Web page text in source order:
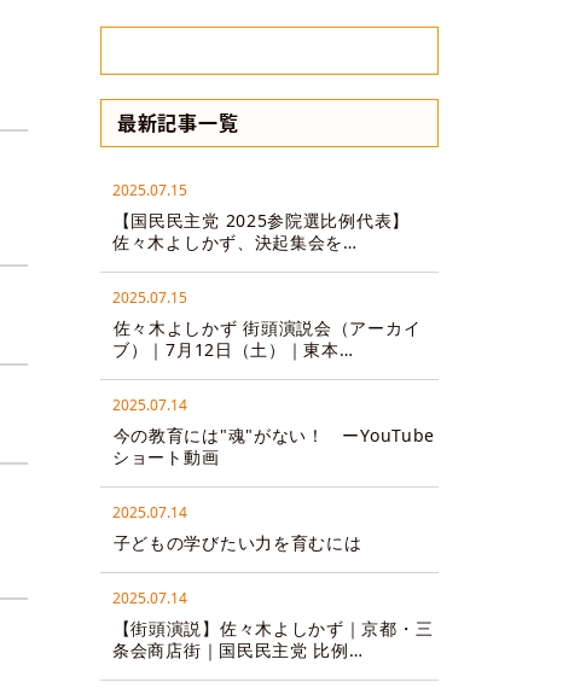
最新記事一覧
2025.07.15
【国民民主党 2025参院選比例代表】
佐々木よしかず、決起集会を…
2025.07.15
佐々木よしかず 街頭演説会（アーカイ
ブ）｜7月12日（土）｜東本…
2025.07.14
今の教育には"魂"がない！ ーYouTube
ショート動画
2025.07.14
子どもの学びたい力を育むには
2025.07.14
【街頭演説】佐々木よしかず｜京都・三
条会商店街｜国民民主党 比例…